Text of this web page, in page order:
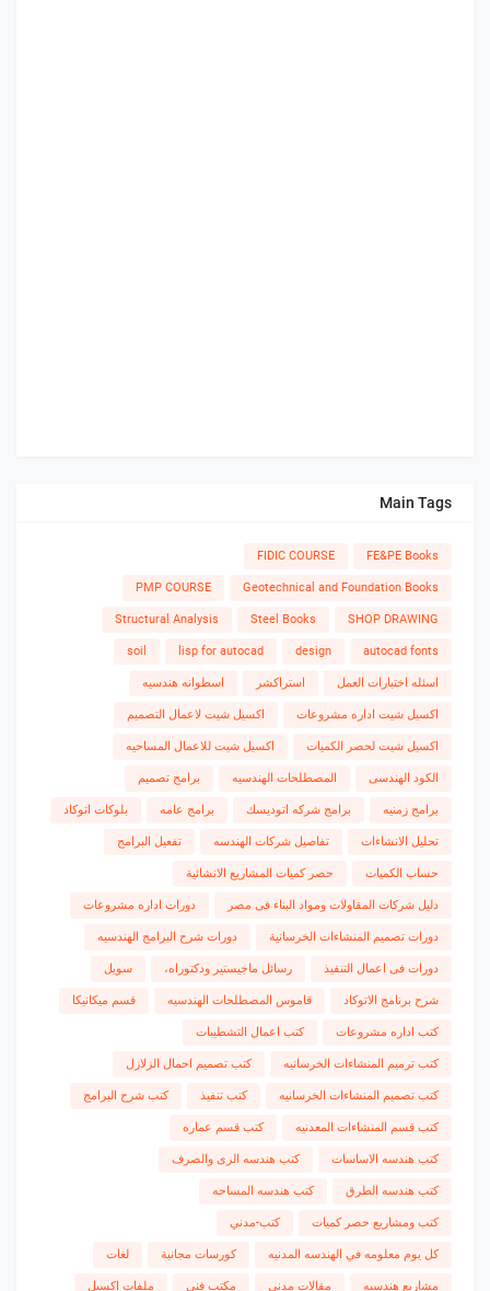
Main Tags
FE&PE Books
FIDIC COURSE
Geotechnical and Foundation Books
PMP COURSE
SHOP DRAWING
Steel Books
Structural Analysis
autocad fonts
design
lisp for autocad
soil
اسئله اختبارات العمل استراكشر اسطوانه هندسيه
اكسيل شيت اداره مشروعات اكسيل شيت لاعمال التصميم
اكسيل شيت لحصر الكميات اكسيل شيت للاعمال المساحيه
الكود الهندسى المصطلحات الهندسيه برامج تصميم
برامج زمنيه برامج شركه اتوديسك برامج عامه بلوكات اتوكاد
تحليل الانشاءات تفاصيل شركات الهندسه تفعيل البرامج
حساب الكميات حصر كميات المشاريع الانشائية
دليل شركات المقاولات ومواد البناء فى مصر دورات اداره مشروعات
دورات تصميم المنشاءات الخرسانية دورات شرح البرامج الهندسيه
دورات فى اعمال التنفيذ رسائل ماجيستير ودكتوراه، سويل
شرح برنامج الاتوكاد قاموس المصطلحات الهندسيه قسم ميكانيكا
كتب اداره مشروعات كتب اعمال التشطيبات
كتب ترميم المنشاءات الخرسانيه كتب تصميم احمال الزلازل
كتب تصميم المنشاءات الخرسانيه كتب تنفيذ كتب شرح البرامج
كتب قسم المنشاءات المعدنيه كتب قسم عماره
كتب هندسه الاساسات كتب هندسه الرى والصرف
كتب هندسه الطرق كتب هندسه المساحه
كتب ومشاريع حصر كميات كتب-مدني
كل يوم معلومه في الهندسه المدنيه كورسات مجانية لغات
مشاريع هندسيه مقالات مدني مكتب فني ملفات اكسيل